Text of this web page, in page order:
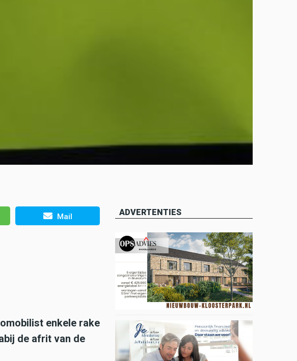
Mail
enkele rake
de afrit van de
ADVERTENTIES